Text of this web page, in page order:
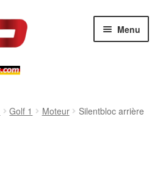
Menu
Golf 1 Moteur
Silentbloc arrière